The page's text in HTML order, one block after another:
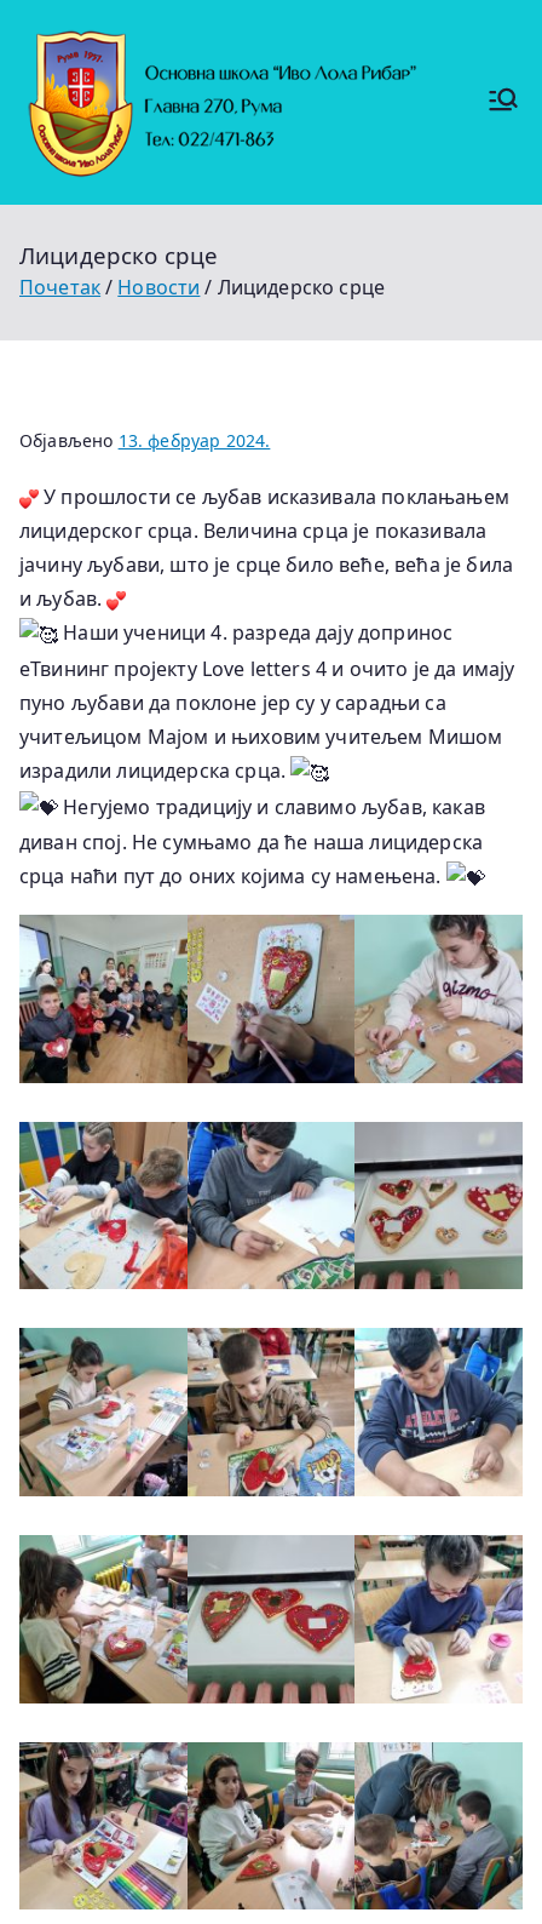
садржај
Основ
Лола
https://
vanje-
Лицидерско срце
Почетак Новости Лицидерско срце
Објављено 13. фебруар 2024.
У прошлости се љубав исказивала поклањањем
лицидерског срца. Величина срца је показивала
јачину љубави, што је срце било веће, већа је била
и љубав.
Наши ученици 4. разреда дају допринос
еТвининг пројекту Love letters 4 и очито је да имају
пуно љубави да поклоне јер су у сарадњи са
учитељицом Мајом и њиховим учитељем Мишом
израдили лицидeрска срца.
Негујемо традицију и славимо љубав, какав
диван спој. Не сумњамо да ће наша лицидерска
срца наћи пут до оних којима су намењена.